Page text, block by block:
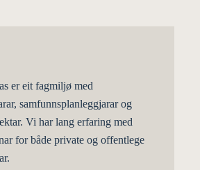
er eit fagmiljø med
samfunnsplanleggjarar og
Vi har lang erfaring med
for både private og offentlege